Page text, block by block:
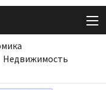
Недвижимость